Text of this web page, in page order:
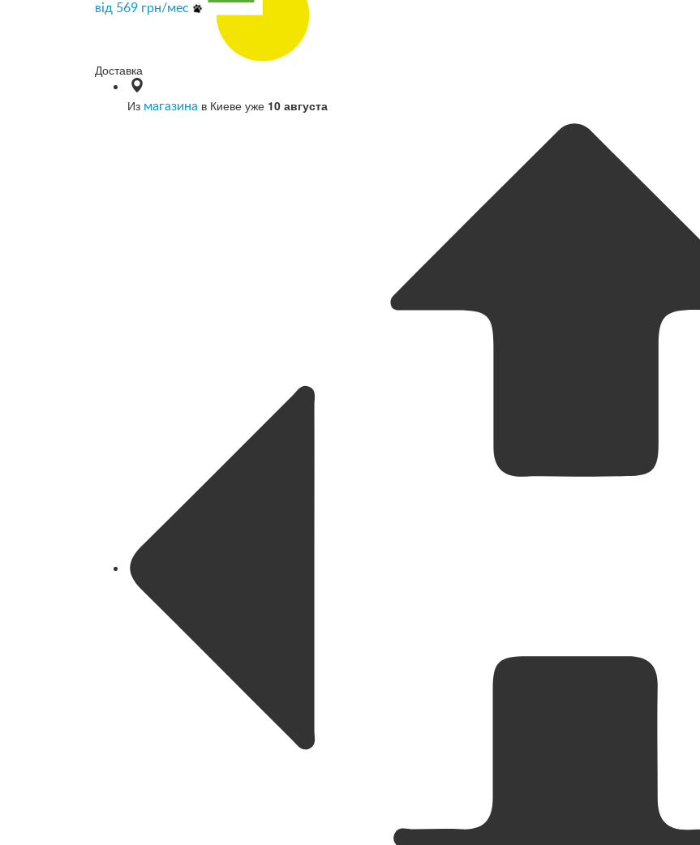
від 569 грн/мес
Доставка
Из магазина в Киеве уже 10 августа